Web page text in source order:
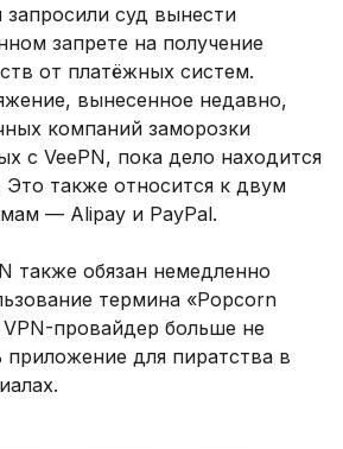
суд вынести
запрете на получение
от платёжных систем.
вынесенное недавно,
компаний заморозки
с VeePN, пока дело находится
Это также относится к двум
— Alipay и PayPal.
также обязан немедленно
термина «Popcorn
провайдер больше не
для пиратства в